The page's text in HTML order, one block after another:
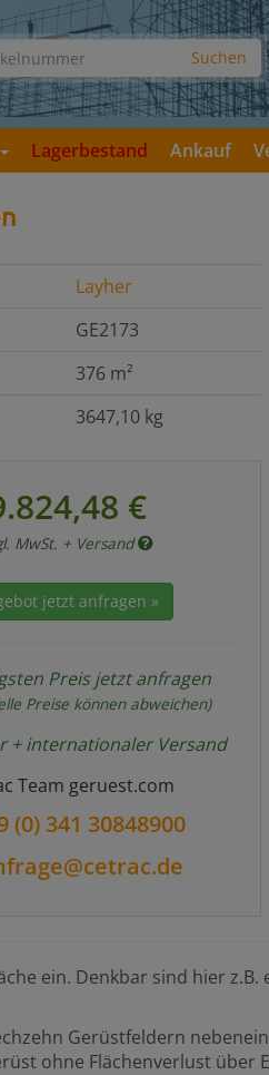
Lagerbestand Ankauf
Layher
GE2173
376 m²
3647,10 kg
€
MwSt. + Versand
jetzt anfragen »
Preis jetzt anfragen
Preise können abweichen)
+ internationaler Versand
Team geruest.com
(0) 341 30848900
ein. Denkbar sind hier
Gerüstfeldern
ohne Flächenverlust über